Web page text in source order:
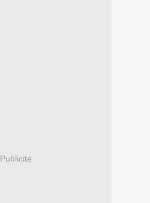
Publicité